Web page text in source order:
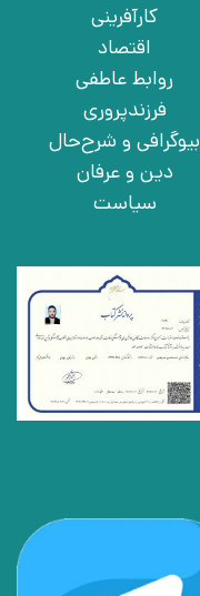
کارآفرینی
اقتصاد
روابط عاطفی
فرزندپروری
بیوگرافی و شرح‌حال
دین و عرفان
سیاست